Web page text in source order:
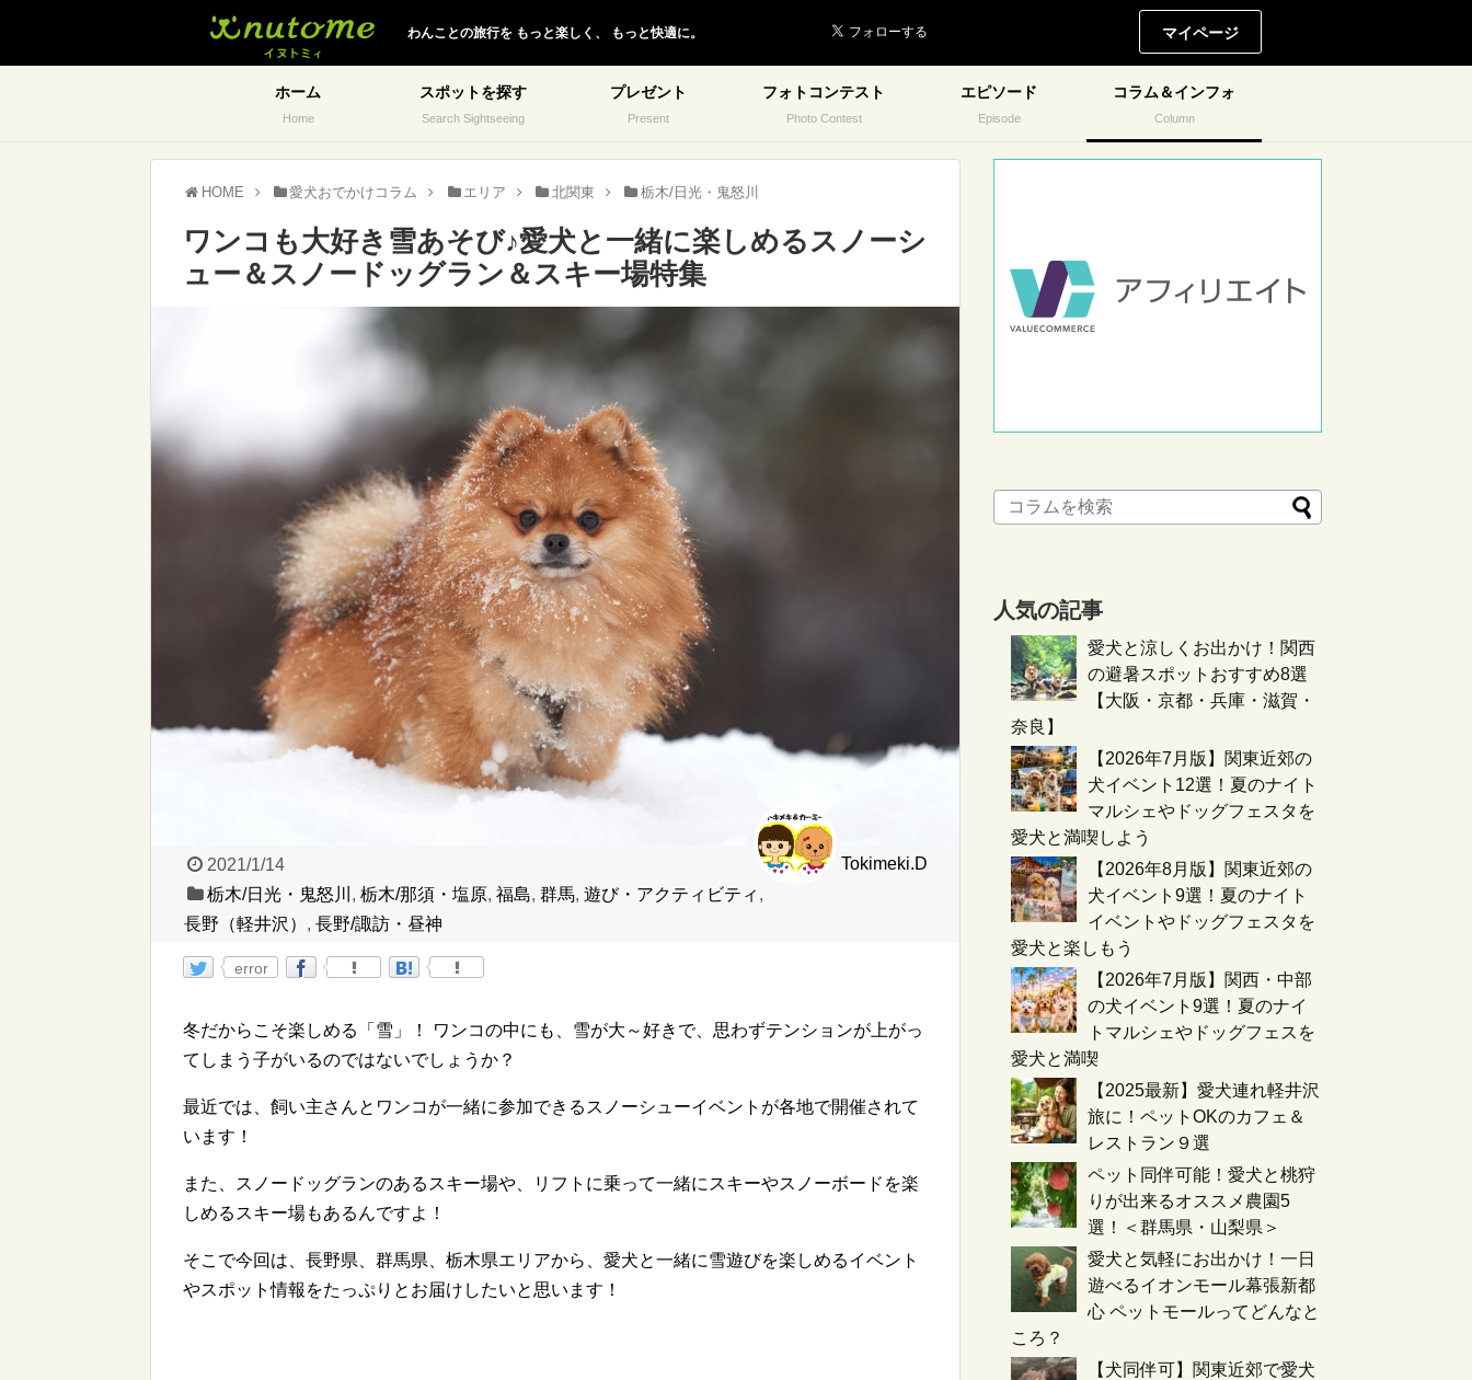
わんことの旅行を もっと楽しく、 もっと快適に。 マイページ
ホーム
Home
スポットを探す
Search Sightseeing
プレゼント
Present
フォトコンテスト
Photo Contest
エピソード
Episode
コラム＆インフォ
Column
HOME 愛犬おでかけコラム エリア 北関東 栃木/日光・鬼怒川
ワンコも大好き雪あそび♪愛犬と一緒に楽しめるスノーシ
ュー＆スノードッグラン＆スキー場特集
Tokimeki.D
2021/1/14
栃木/日光・鬼怒川 , 栃木/那須・塩原, 福島, 群馬, 遊び・アクティビティ ,
長野（軽井沢） , 長野/諏訪・昼神
error
冬だからこそ楽しめる「雪」！ ワンコの中にも、雪が大～好きで、思わずテンションが上がっ
てしまう子がいるのではないでしょうか？
最近では、飼い主さんとワンコが一緒に参加できるスノーシューイベントが各地で開催されて
います！
また、スノードッグランのあるスキー場や、リフトに乗って一緒にスキーやスノーボードを楽
しめるスキー場もあるんですよ！
そこで今回は、長野県、群馬県、栃木県エリアから、愛犬と一緒に雪遊びを楽しめるイベント
やスポット情報をたっぷりとお届けしたいと思います！
人気の記事
愛犬と涼しくお出かけ！関西
の避暑スポットおすすめ8選
【大阪・京都・兵庫・滋賀・
奈良】
【2026年7月版】関東近郊の
犬イベント12選！夏のナイト
マルシェやドッグフェスタを
愛犬と満喫しよう
【2026年8月版】関東近郊の
犬イベント9選！夏のナイト
イベントやドッグフェスタを
愛犬と楽しもう
【2026年7月版】関西・中部
の犬イベント9選！夏のナイ
トマルシェやドッグフェスを
愛犬と満喫
【2025最新】愛犬連れ軽井沢
旅に！ペットOKのカフェ＆
レストラン９選
ペット同伴可能！愛犬と桃狩
りが出来るオススメ農園5
選！＜群馬県・山梨県＞
愛犬と気軽にお出かけ！一日
遊べるイオンモール幕張新都
心 ペットモールってどんなと
ころ？
【犬同伴可】関東近郊で愛犬